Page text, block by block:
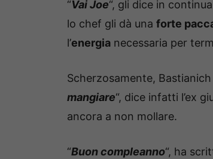
“Vai Joe“, gli dice in
lo chef gli dà una forte
l’energia necessaria per
Scherzosamente,
mangiare“, dice infatti l’ex
ancora a non mollare.
“Buon compleanno“, ha